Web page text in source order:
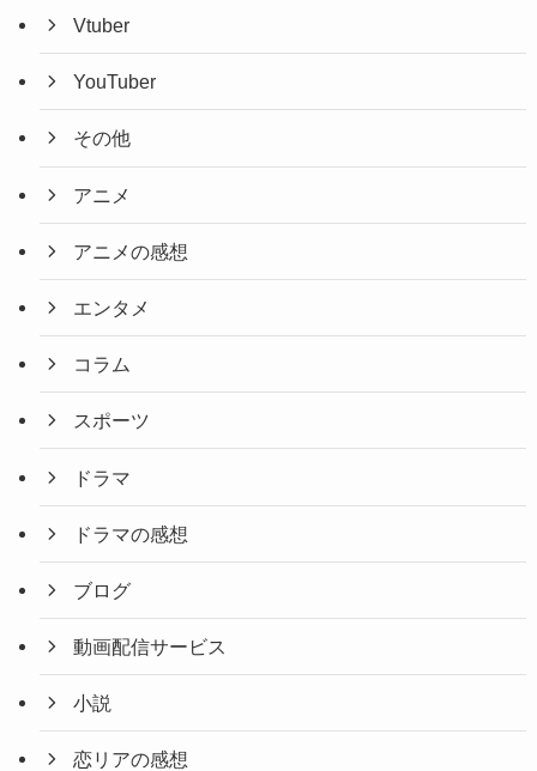
Vtuber
YouTuber
その他
アニメ
アニメの感想
エンタメ
コラム
スポーツ
ドラマ
ドラマの感想
ブログ
動画配信サービス
小説
恋リアの感想